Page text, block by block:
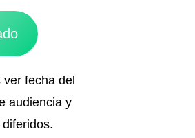
ver fecha del
audiencia y